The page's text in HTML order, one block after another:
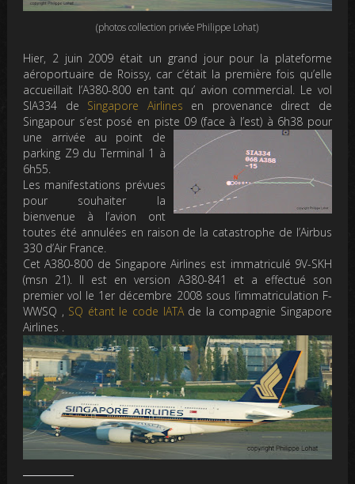
(photos collection privée Philippe Lohat)
Hier, 2 juin 2009 était un grand jour pour la plateforme
aéroportuaire de Roissy, car c’était la première fois qu’elle
accueillait l’A380-800 en tant qu’ avion commercial. Le vol
SIA334 de Singapore Airlines en provenance direct de
Singapour s’est posé en piste 09 (face à l’est) à 6h38 pour
une arrivée au point de
parking Z9 du Terminal 1 à
6h55.
Les manifestations prévues
pour souhaiter la
bienvenue à l’avion ont
toutes été annulées en raison de la catastrophe de l’Airbus
330 d’Air France.
Cet A380-800 de Singapore Airlines est immatriculé 9V-SKH
(msn 21). Il est en version A380-841 et a effectué son
premier vol le 1er décembre 2008 sous l’immatriculation F-
WWSQ , SQ étant le code IATAde la compagnie Singapore
Airlines .